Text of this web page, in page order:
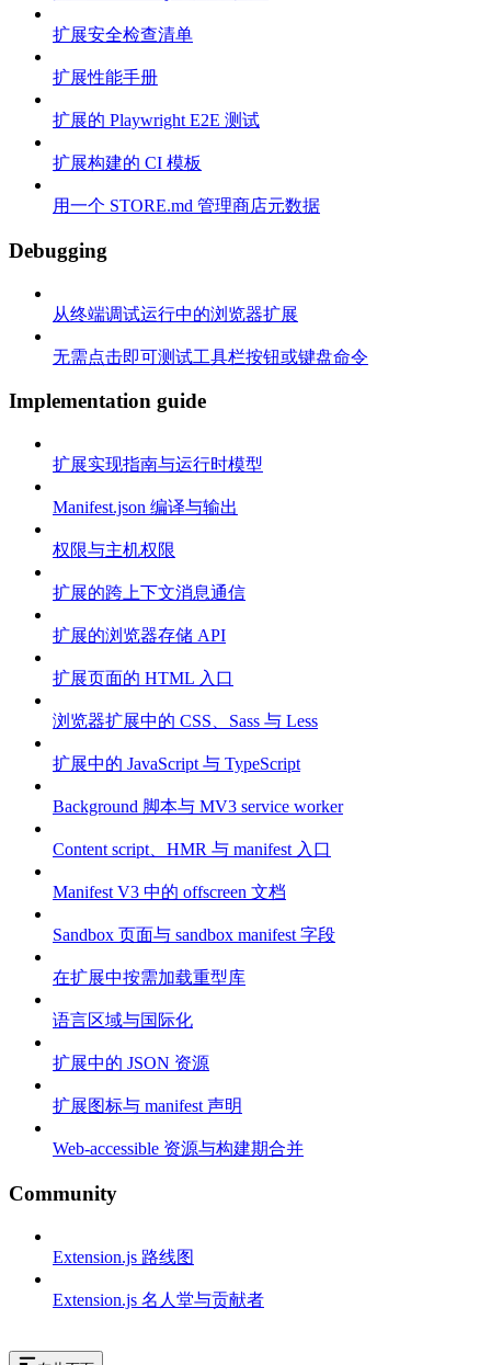
扩展安全检查清单
扩展性能手册
扩展的 Playwright E2E 测试
扩展构建的 CI 模板
用一个 STORE.md 管理商店元数据
Debugging
从终端调试运行中的浏览器扩展
无需点击即可测试工具栏按钮或键盘命令
Implementation guide
扩展实现指南与运行时模型
Manifest.json 编译与输出
权限与主机权限
扩展的跨上下文消息通信
扩展的浏览器存储 API
扩展页面的 HTML 入口
浏览器扩展中的 CSS、Sass 与 Less
扩展中的 JavaScript 与 TypeScript
Background 脚本与 MV3 service worker
Content script、HMR 与 manifest 入口
Manifest V3 中的 offscreen 文档
Sandbox 页面与 sandbox manifest 字段
在扩展中按需加载重型库
语言区域与国际化
扩展中的 JSON 资源
扩展图标与 manifest 声明
Web-accessible 资源与构建期合并
Community
Extension.js 路线图
Extension.js 名人堂与贡献者